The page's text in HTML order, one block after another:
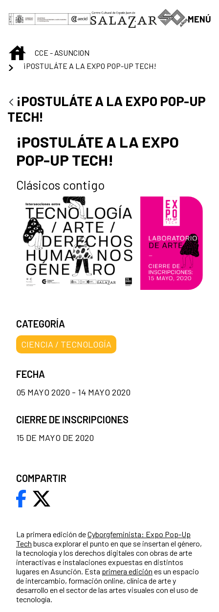
Saltar al contenido principal
MENÚ
INICIOCCE - ASUNCION
¡POSTULÁTE A LA EXPO POP-UP TECH!
¡POSTULÁTE A LA EXPO POP-UP
TECH!
¡POSTULÁTE A LA EXPO
POP-UP TECH!
Clásicos contigo
La primera edición deCyborgfeminista: Expo Pop-Up
Tech busca explorar el punto en que se insertan el género,
la tecnología y los derechos digitales con obras de arte
interactivas e instalaciones expuestas en distintos
lugares en Asunción. Esta primera edición es un espacio
de intercambio, formación online, clínica de arte y
desarrollo en el sector de las artes visuales con el uso de
tecnología.
CATEGORÍA
CIENCIA / TECNOLOGÍA
FECHA
05 MAYO 2020 - 14 MAYO 2020
CIERRE DE INSCRIPCIONES
15 DE MAYO DE 2020
COMPARTIR